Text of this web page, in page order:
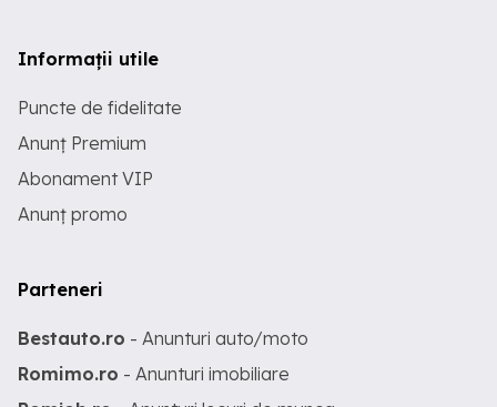
Informații utile
Puncte de fidelitate
Anunț Premium
Abonament VIP
Anunț promo
Parteneri
Bestauto.ro - Anunturi auto/moto
Romimo.ro - Anunturi imobiliare